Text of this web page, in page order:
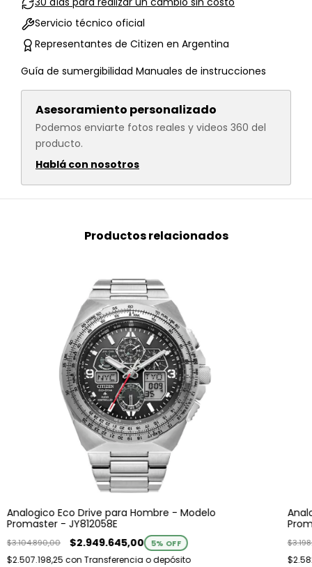
Servicio técnico oficial
Representantes de Citizen en Argentina
Guía de sumergibilidad Manuales de instrucciones
Asesoramiento personalizado
Podemos enviarte fotos reales y videos 360 del
producto.
Hablá con nosotros
Productos relacionados
Analogico Eco Drive para Hombre - Modelo
Promaster - JY812058E
$3.104.890,00 $2.949.645,00 5% OFF
$2.507.198,25 con Transferencia o depósito